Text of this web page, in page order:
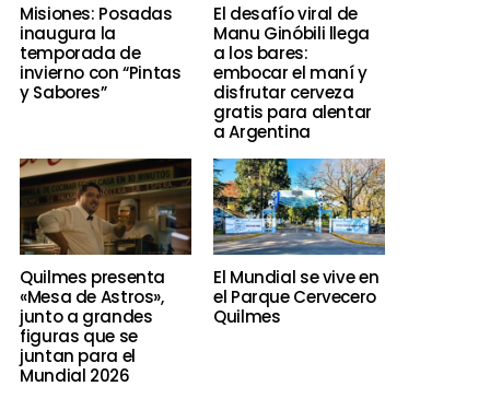
Misiones: Posadas
inaugura la
temporada de
invierno con “Pintas
y Sabores”
El desafío viral de
Manu Ginóbili llega
a los bares:
embocar el maní y
disfrutar cerveza
gratis para alentar
a Argentina
Quilmes presenta
«Mesa de Astros»,
junto a grandes
figuras que se
juntan para el
Mundial 2026
El Mundial se vive en
el Parque Cervecero
Quilmes